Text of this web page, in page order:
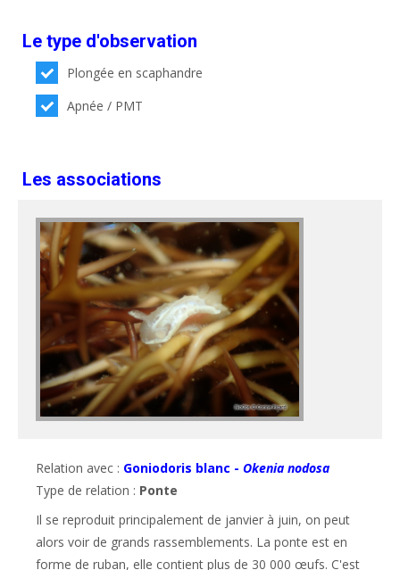
Le type d'observation
Plongée en scaphandre
Apnée / PMT
Les associations
Relation avec : Goniodoris blanc - Okenia nodosa
Type de relation : Ponte
Il se reproduit principalement de janvier à juin, on peut
alors voir de grands rassemblements. La ponte est en
forme de ruban, elle contient plus de 30 000 œufs. C'est